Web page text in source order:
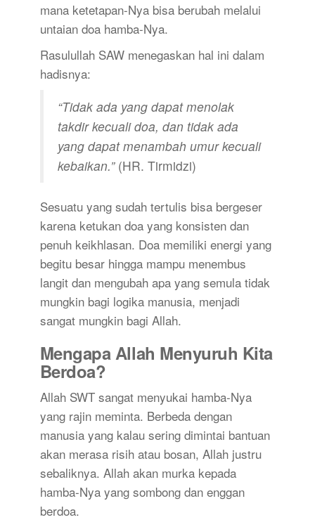
mana ketetapan-Nya bisa berubah melalui
untaian doa hamba-Nya.
Rasulullah SAW menegaskan hal ini dalam
hadisnya:
“Tidak ada yang dapat menolak
takdir kecuali doa, dan tidak ada
yang dapat menambah umur kecuali
kebaikan.”(HR. Tirmidzi)
Sesuatu yang sudah tertulis bisa bergeser
karena ketukan doa yang konsisten dan
penuh keikhlasan. Doa memiliki energi yang
begitu besar hingga mampu menembus
langit dan mengubah apa yang semula tidak
mungkin bagi logika manusia, menjadi
sangat mungkin bagi Allah.
Mengapa Allah Menyuruh Kita
Berdoa?
Allah SWT sangat menyukai hamba-Nya
yang rajin meminta. Berbeda dengan
manusia yang kalau sering dimintai bantuan
akan merasa risih atau bosan, Allah justru
sebaliknya. Allah akan murka kepada
hamba-Nya yang sombong dan enggan
berdoa.